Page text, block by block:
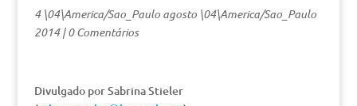
4 \04\America/Sao_Paulo agosto \04\America/Sao_Paulo
2014|0 Comentários
Divulgado por Sabrina Stieler